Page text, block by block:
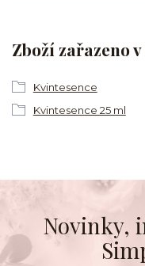
Zboží zařazeno
Kvintesence
Kvintesence 25 ml
Novinky,